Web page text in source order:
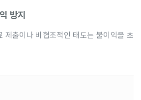
방지
제출이나 비협조적인 태도는 불이익을 초